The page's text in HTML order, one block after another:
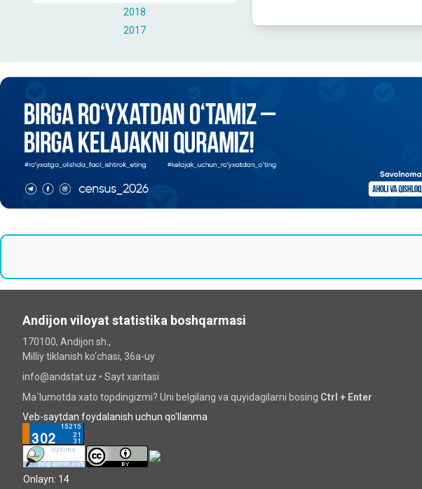
2018
2017
Andijon viloyat statistika boshqarmasi
170100, Andijon sh.,
Milliy tiklanish ko‘chаsi, 36a-uy
info@andstat.uz • Sayt xaritasi
Ma`lumotda xato topdingizmi? Uni belgilang va quyidagilarni bosing Ctrl + Enter
Veb-saytdan foydalanish uchun qo'llanma
Onlayn: 14